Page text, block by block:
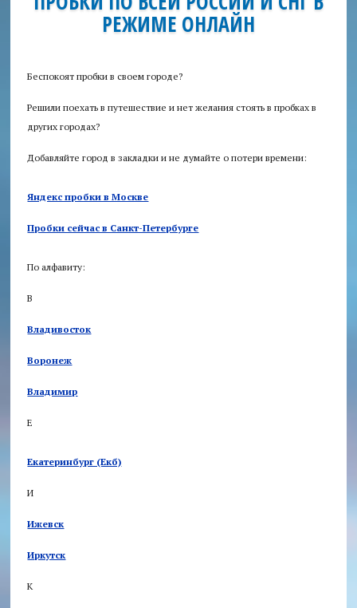
юриста
Приглашаем
авторов
Пробки
+
РЕЖИМЕ ОНЛАЙН
Беспокоят пробки в своем городе?
Решили поехать в путешествие и нет желания стоять в пробках в
других городах?
Добавляйте город в закладки и не думайте о потери времени:
Яндекс пробки в Москве
Пробки сейчас в Санкт-Петербурге
По алфавиту:
В
Владивосток
Воронеж
Владимир
Е
Екатеринбург (Екб)
И
Ижевск
Иркутск
К